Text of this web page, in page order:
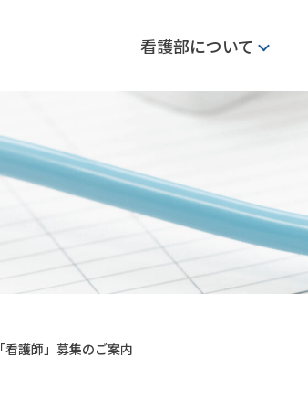
看護部について
「看護師」募集のご案内